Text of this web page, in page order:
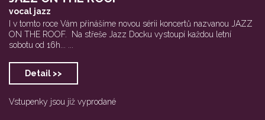
vocal jazz
I v tomto roce Vám přinášíme novou sérii koncertů nazvanou JAZZ
ON THE ROOF. Na střeše Jazz Docku vystoupí každou letní
sobotu od 16h... ...
Detail >>
Vstupenky jsou již vyprodané